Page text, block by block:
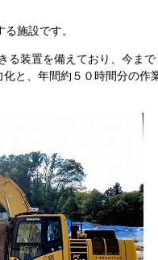
施設です。
る装置を備えており、今ま
と、年間約５０時間分の作